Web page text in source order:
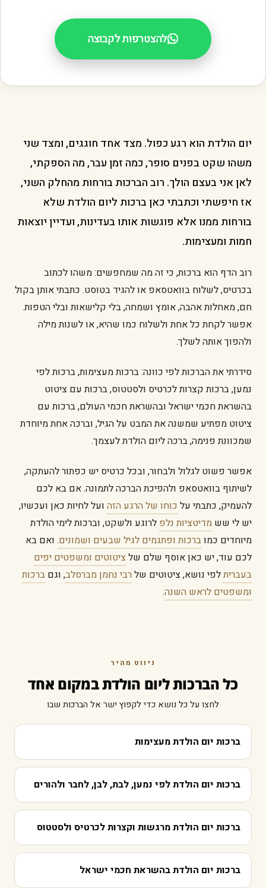
להצטרפות לקבוצה
יום הולדת הוא רגע כפול. מצד אחד חוגגים, ומצד שני
משהו שקט בפנים סופר, כמה זמן עבר, מה הספקתי,
לאן אני בעצם הולך. רוב הברכות בורחות מהחלק השני,
אז חיפשתי וכתבתי כאן ברכות ליום הולדת שלא
בורחות ממנו אלא פוגשות אותו בעדינות, ועדיין יוצאות
חמות ומעצימות.
רוב הדף הוא ברכות, כי זה מה שמחפשים: משהו לכתוב
בכרטיס, לשלוח בוואטסאפ או להגיד בטוסט. כתבתי אותן בקול
חם, מאחלות אהבה, אומץ ושמחה, בלי קלישאות ובלי הטפות.
אפשר לקחת כל אחת ולשלוח כמו שהיא, או לשנות מילה
ולהפוך אותה לשלך.
סידרתי את הברכות לפי כוונה: ברכות מעצימות, ברכות לפי
נמען, ברכות קצרות לכרטיס ולסטטוס, ברכות עם ציטוט
בהשראת חכמי ישראל ובהשראת חכמי העולם, ברכות עם
ציטוט מפתיע שמשנה את המבט על הגיל, וברכה אחת מיוחדת
שמכוונת פנימה, ברכה ליום הולדת לעצמך.
אפשר פשוט לגלול ולבחור, ובכל כרטיס יש כפתור להעתקה,
לשיתוף בוואטסאפ ולהפיכת הברכה לתמונה. אם בא לכם
להעמיק, כתבתי על כוחו של הרגע הזה ועל לחיות כאן ועכשיו,
יש לי שש מדיטציות נלפ לרוגע ולשקט, וברכות לימי הולדת
מיוחדים כמוברכות ופתגמים לגיל שבעים ושמונים. ואם בא
לכם עוד, יש כאן אוסף שלם של ציטוטים ומשפטים יפים
בעבריתלפי נושא, ציטוטים שלרבי נחמן מברסלב, וגם ברכות
ומשפטים לראש השנה.
ניווט מהיר
כל הברכות ליום הולדת במקום אחד
לחצו על כל נושא כדי לקפוץ ישר אל הברכות שבו
ברכות יום הולדת מעצימות
ברכות יום הולדת לפי נמען, לבת, לבן, לחבר ולהורים
ברכות יום הולדת מרגשות וקצרות לכרטיס ולסטטוס
ברכות יום הולדת בהשראת חכמי ישראל